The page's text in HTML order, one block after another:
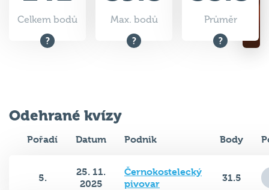
Celkem bodů Max. bodů Průměr
Odehrané kvízy
Pořadí Datum Podnik Body
5.
25. 11.
2025
Černokostelecký
pivovar
31.5